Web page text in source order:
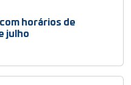
horários de
julho